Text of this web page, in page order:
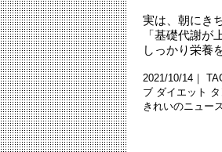
実は、朝にき
「基礎代謝
しっかり栄養
2021/10/14｜
ブ ダイエット
きれいのニュー